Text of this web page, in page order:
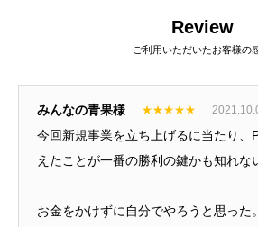
角２封筒制作事例 山本会計事務所
2021.04.07
Review
ご利用いただいたお客様の
みんなの青果様 ★★★★★
今回新規事業を立ち上げるに当たり、
えたことが一番の勝利の鍵かも知れな
お金をかけずに自分でやろうと思った